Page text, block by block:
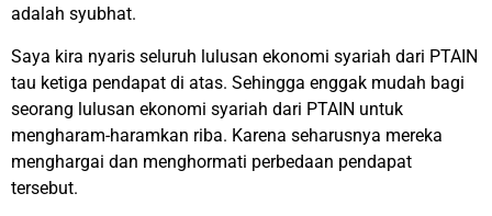
adalah syubhat.
Saya kira nyaris seluruh lulusan ekonomi syariah dari PTAIN
tau ketiga pendapat di atas. Sehingga enggak mudah bagi
seorang lulusan ekonomi syariah dari PTAIN untuk
mengharam-haramkan riba. Karena seharusnya mereka
menghargai dan menghormati perbedaan pendapat
tersebut.